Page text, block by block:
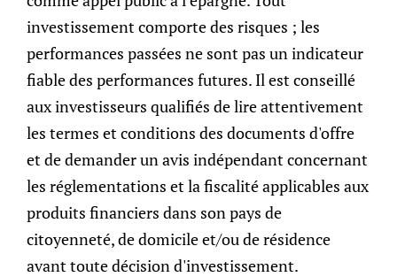
Navigating Wealth Management Hubs:
Singapore vs. Hong Kong
Family Office
Hong Kong is poised to become a prime hub for family offices
with its well-established financial infrastructure, competitive
tax system and robust government support for the industry.
investissement comporte des risques ; les
performances passées ne sont pas un indicateur
fiable des performances futures. Il est conseillé
aux investisseurs qualifiés de lire attentivement
les termes et conditions des documents d'offre
et de demander un avis indépendant concernant
les réglementations et la fiscalité applicables aux
produits financiers dans son pays de
citoyenneté, de domicile et/ou de résidence
avant toute décision d'investissement.